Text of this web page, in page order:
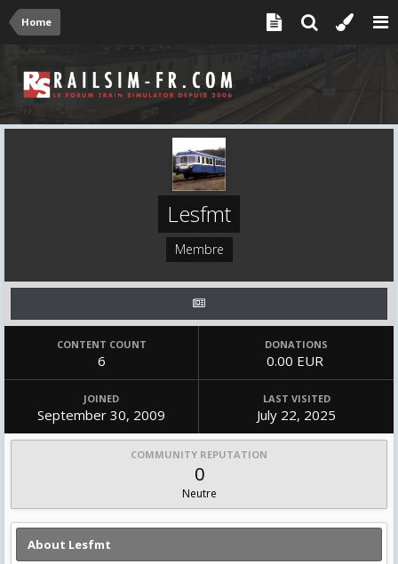
Home
Lesfmt
Membre
CONTENT COUNT
6
DONATIONS
0.00 EUR
JOINED
September 30, 2009
LAST VISITED
July 22, 2025
COMMUNITY REPUTATION
0
Neutre
About Lesfmt